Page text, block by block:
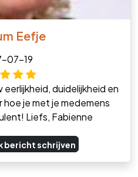
Eefje
07-19
duidelijkheid en
je met je medemens
Liefs, Fabienne
bericht schrijven